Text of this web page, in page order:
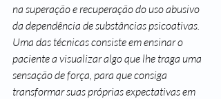
na superação e recuperação do uso abusivo
da dependência de substâncias psicoativas.
Uma das técnicas consiste em ensinar o
paciente a visualizar algo que lhe traga uma
sensação de força, para que consiga
transformar suas próprias expectativas em